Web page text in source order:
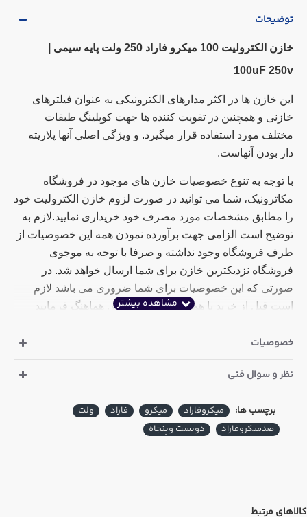
توضیحات
خازن الکترولیت 100 میکرو فاراد 250 ولت پایه سیمی |
100uF 250v
این خازن ها در اکثر مدارهای الکترونیکی به عنوان فیلترهای
خازنی و همچنین در تقویت کننده ها جهت کوپلینگ طبقات
مختلف مورد استفاده قرار میگیرد. و ویژگی اصلی آنها پلاریته
دار بودن آنهاست.
با توجه به تنوع خصوصیات خازن های موجود در فروشگاه
مکاترونیک، شما می توانید در صورت لزوم خازن الکترولیت خود
را مطابق مشخصات مورد مصرف خود خریداری نمایید.لازم به
توضیح است الزامی جهت برآورده نمودن همه این خصوصیات از
طرف فروشگاه وجود نداشته و صرفا با توجه به موجوی
فروشگاه نزدیکترین خازن برای شما ارسال خواهد شد. در
صورتی که این خصوصیات برای شما ضروری می باشد لازم
است قبل از خرید با همکاران بخش فروش هماهنگ فرمایید
ارتفاع : 25 میلی متر
قطر : 16 میلی متر
دما : 105 درجه سانتی گراد
خصوصیات
نظر و سوال فنی
برچسب ها: میکروفاراد میکرو فاراد
ولت
صدمیکروفاراد
دویست وپنجاه
کالاهای مرتبط